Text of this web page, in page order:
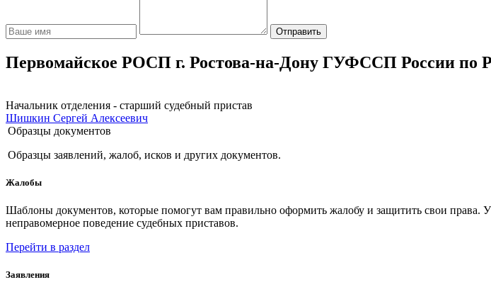
Отправить
Первомайское РОСП г. Ростова-на-Дону ГУФССП России по
Начальник отделения - старший судебный пристав
Шишкин Сергей Алексеевич
Образцы документов
Образцы заявлений, жалоб, исков и других документов.
Жалобы
Шаблоны документов, которые помогут вам правильно оформить жалобу и защитить свои права.
неправомерное поведение судебных приставов.
Перейти в раздел
Заявления